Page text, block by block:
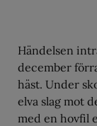
Händelsen
december
häst. Under
elva slag mot
med en hovfil